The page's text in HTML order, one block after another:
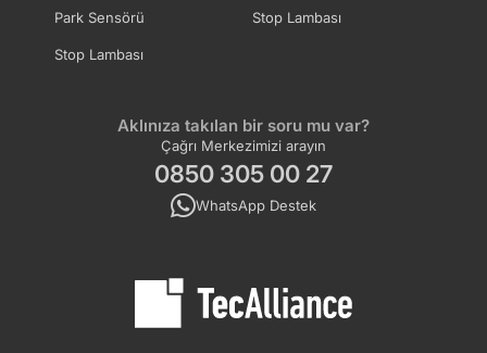
Park Sensörü Stop Lambası
Stop Lambası
Aklınıza takılan bir soru mu var?
Çağrı Merkezimizi arayın
0850 305 00 27
WhatsApp Destek